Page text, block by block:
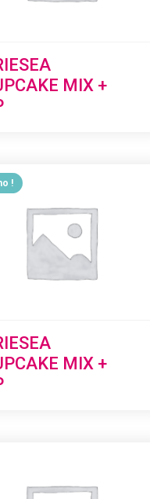
MIX +
!
MIX +